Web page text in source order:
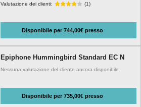
Valutazione dei clienti: (1)
Disponibile per 744,00€ presso
Epiphone Hummingbird Standard EC N
Nessuna valutazione del cliente ancora disponibile
Disponibile per 735,00€ presso